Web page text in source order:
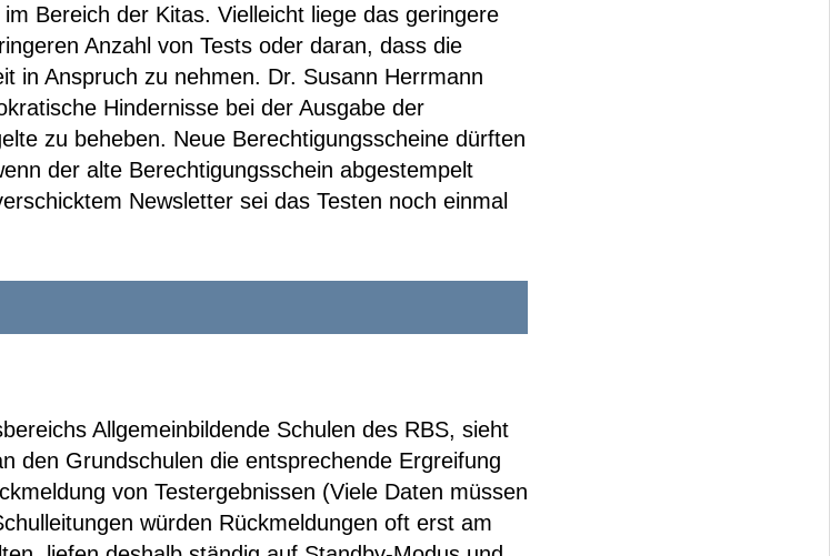
Bereich der Kitas. Vielleicht liege das geringere
Anzahl von Tests oder daran, dass die
in Anspruch zu nehmen. Dr. Susann Herrmann
Hindernisse bei der Ausgabe der
zu beheben. Neue Berechtigungsscheine dürften
der alte Berechtigungsschein abgestempelt
Newsletter sei das Testen noch einmal
Allgemeinbildende Schulen des RBS, sieht
den Grundschulen die entsprechende Ergreifung
von Testergebnissen (Viele Daten müssen
würden Rückmeldungen oft erst am